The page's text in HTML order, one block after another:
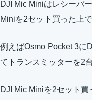
DJI Mic Miniはレシーバ
Miniを2セット買った上
例えばOsmo Pocket 3に
てトランスミッターを2
DJI Mic Miniを2セット